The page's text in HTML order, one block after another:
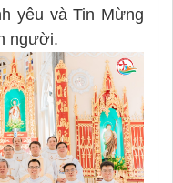
yêu và Tin Mừng
người.